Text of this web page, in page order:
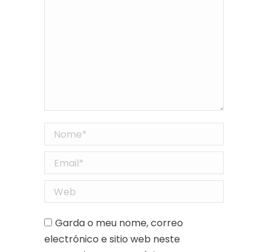
Nome *
Email *
Web
Garda o meu nome, correo
electrónico e sitio web neste